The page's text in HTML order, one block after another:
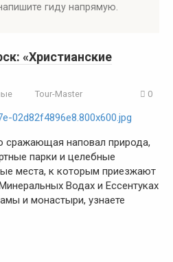
гиду напрямую.
«Христианские
Tour-Master 0
сражающая наповал природа,
парки и целебные
места, к которым приезжают
Водах и Ессентуках
и монастыри, узнаете